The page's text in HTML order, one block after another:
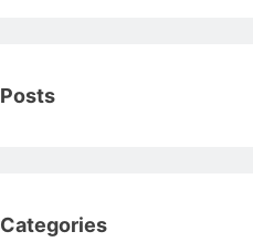
Posts
Categories